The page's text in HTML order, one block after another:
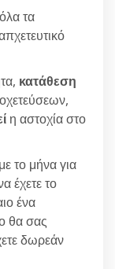
τα
κατάθεση
η αστοχία στο
το μήνα για
έχετε το
ένα
θα σας
δωρεάν